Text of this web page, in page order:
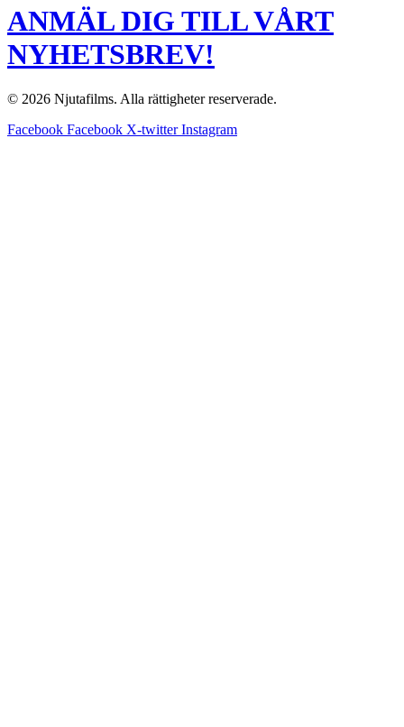
ANMÄL DIG TILL VÅRT
NYHETSBREV!
© 2026 Njutafilms. Alla rättigheter reserverade.
Facebook Facebook X-twitter Instagram